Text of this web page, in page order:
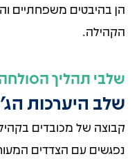
הן בהיבטים משפחתיים
הקהילה.
שלבי תהליך
שלב היערכות
קבוצה של מכובדים
נפגשים עם הצדדים